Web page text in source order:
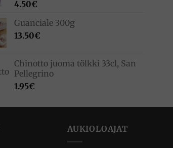
4.50€
Guanciale 300g
13.50€
Chinotto juoma tölkki 33cl, San
Pellegrino
1.95€
AUKIOLOAJAT